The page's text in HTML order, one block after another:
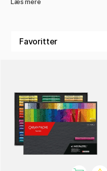
Læs mere